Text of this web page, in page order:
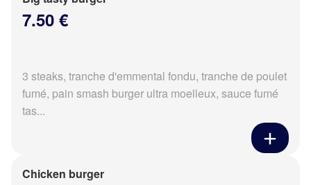
7.50 €
3 steaks, tranche d'emmental fondu, tranche de poulet
fumé, pain smash burger ultra moelleux, sauce fumé
tas...
Chicken burger